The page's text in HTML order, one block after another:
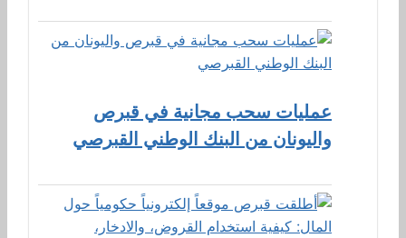
عمليات سحب مجانية في قبرص
واليونان من البنك الوطني القبرصي